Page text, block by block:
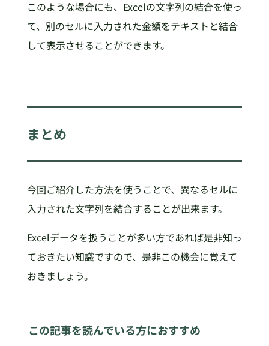
このような場合にも、Excelの文字列の結合を使っ
て、別のセルに入力された金額をテキストと結合
して表示させることができます。
まとめ
今回ご紹介した方法を使うことで、異なるセルに
入力された文字列を結合することが出来ます。
Excelデータを扱うことが多い方であれば是非知っ
ておきたい知識ですので、是非この機会に覚えて
おきましょう。
この記事を読んでいる方におすすめ